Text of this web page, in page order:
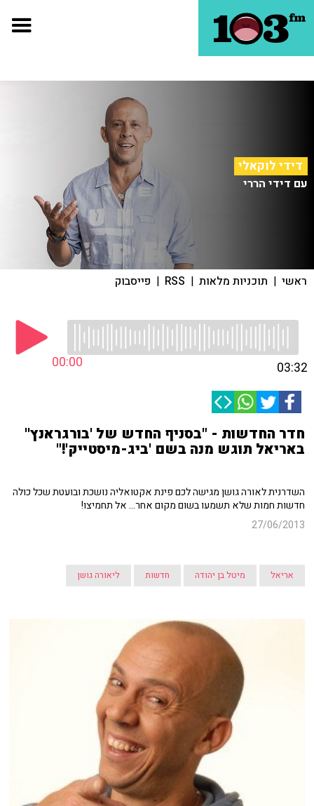
דידי לוקאלי
עם דידי הררי
ראשי | תוכניות מלאות |
RSS
| פייסבוק
00:00 03:32
חדר החדשות - "בסניף החדש של 'בורגראנץ''
באריאל תוגש מנה בשם 'ביג-מיסטייק'!"
השדרנית לאורה גושן מגישה לכם פינת אקטואליה נושכת ובועטת שכל כולה
חדשות חמות שלא תשמעו בשום מקום אחר... אל תחמיצו!
27/06/2013
אריאל מיטל בן יהודה חדשות ליאורה גושן